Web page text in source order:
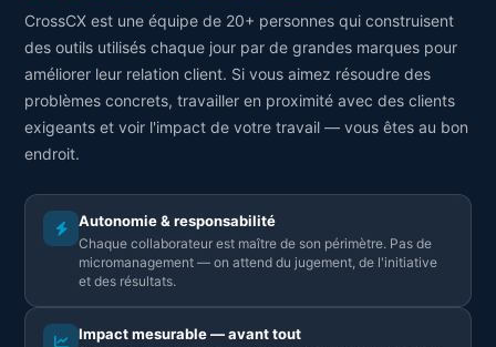
CrossCX est une équipe de 20+ personnes qui construisent
des outils utilisés chaque jour par de grandes marques pour
améliorer leur relation client. Si vous aimez résoudre des
problèmes concrets, travailler en proximité avec des clients
exigeants et voir l'impact de votre travail — vous êtes au bon
endroit.
Autonomie & responsabilité
Chaque collaborateur est maître de son périmètre. Pas de
micromanagement — on attend du jugement, de l'initiative
et des résultats.
Impact mesurable — avant tout